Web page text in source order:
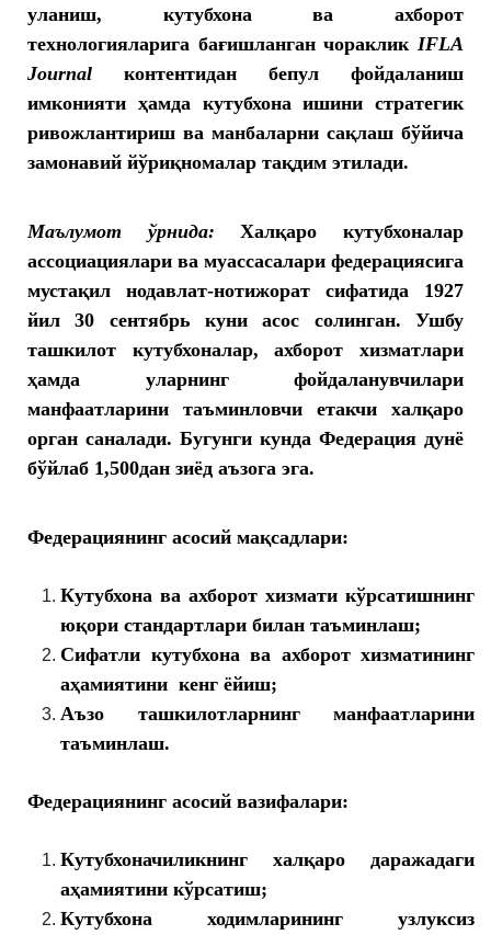
уланиш, кутубхона ва ахборот
технологияларига бағишланган чораклик IFLA
Journal контентидан бепул фойдаланиш
имконияти ҳамда кутубхона ишини стратегик
ривожлантириш ва манбаларни сақлаш бўйича
замонавий йўриқномалар тақдим этилади.
Маълумот ўрнида: Халқаро кутубхоналар
ассоциациялари ва муассасалари федерациясига
мустақил нодавлат-нотижорат сифатида 1927
йил 30 сентябрь куни асос солинган. Ушбу
ташкилот кутубхоналар, ахборот хизматлари
ҳамда уларнинг фойдаланувчилари
манфаатларини таъминловчи етакчи халқаро
орган саналади. Бугунги кунда Федерация дунё
бўйлаб 1,500дан зиёд аъзога эга.
Федерациянинг асосий мақсадлари:
Кутубхона ва ахборот хизмати кўрсатишнинг
юқори стандартлари билан таъминлаш;
Сифатли кутубхона ва ахборот хизматининг
аҳамиятини кенг ёйиш;
Аъзо ташкилотларнинг манфаатларини
таъминлаш.
Федерациянинг асосий вазифалари:
Кутубхоначиликнинг халқаро даражадаги
аҳамиятини кўрсатиш;
Кутубхона ходимларининг узлуксиз